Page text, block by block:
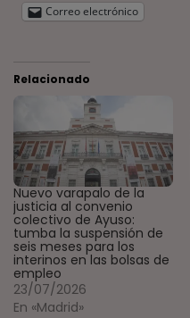
Correo electrónico
Relacionado
Nuevo varapalo de la
justicia al convenio
colectivo de Ayuso:
tumba la suspensión de
seis meses para los
interinos en las bolsas de
empleo
23/07/2026
En «Madrid»